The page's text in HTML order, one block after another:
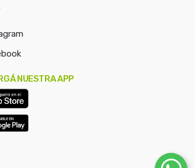
NUESTRA APP